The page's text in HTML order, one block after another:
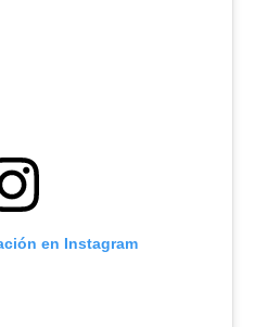
en Instagram